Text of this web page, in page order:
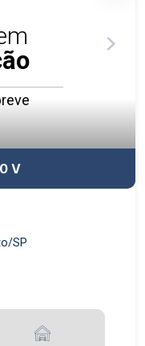
todas as
áreas
e
lazer e bem-
proteção e
em
Preto.
V
SP